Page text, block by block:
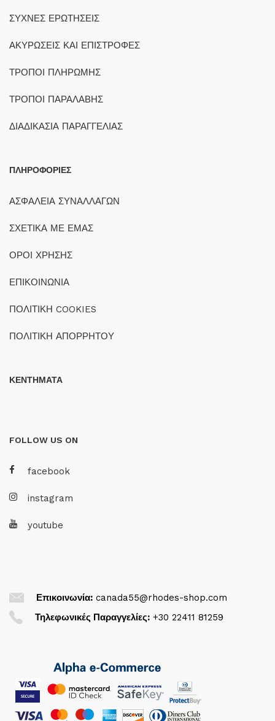
ΣΥΧΝΕΣ ΕΡΩΤΗΣΕΙΣ
ΑΚΥΡΩΣΕΙΣ ΚΑΙ ΕΠΙΣΤΡΟΦΕΣ
ΤΡΟΠΟΙ ΠΛΗΡΩΜΗΣ
ΤΡΟΠΟΙ ΠΑΡΑΛΑΒΗΣ
ΔΙΑΔΙΚΑΣΙΑ ΠΑΡΑΓΓΕΛΙΑΣ
ΠΛΗΡΟΦΟΡΙΕΣ
ΑΣΦΑΛΕΙΑ ΣΥΝΑΛΛΑΓΩΝ
ΣΧΕΤΙΚΑ ΜΕ ΕΜΑΣ
ΟΡΟΙ ΧΡΗΣΗΣ
ΕΠΙΚΟΙΝΩΝΙΑ
ΠΟΛΙΤΙΚΗ COOKIES
ΠΟΛΙΤΙΚΗ ΑΠΟΡΡΗΤΟΥ
ΚΕΝΤΗΜΑΤΑ
FOLLOW US ON
facebook
instagram
youtube
Επικοινωνία: canada55@rhodes-shop.com
Τηλεφωνικές Παραγγελίες: +30 22411 81259